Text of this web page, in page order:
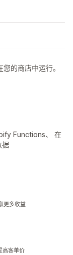
的商店中运行。
Functions、 在
据
更多收益
高客单价